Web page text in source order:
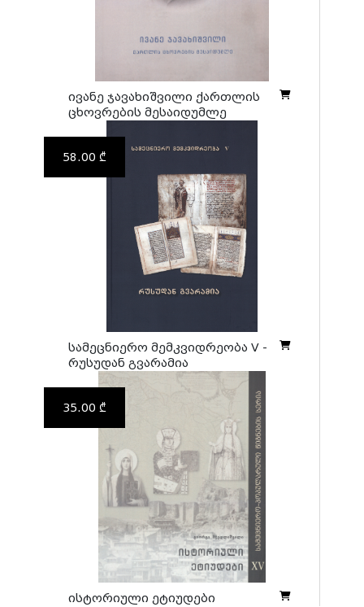
ივანე ჯავახიშვილი ქართლის
ცხოვრების მესაიდუმლე
სამეცნიერო მემკვიდრეობა V -
რუსუდან გვარამია
58.00 ₾
ისტორიული ეტიუდები
35.00 ₾